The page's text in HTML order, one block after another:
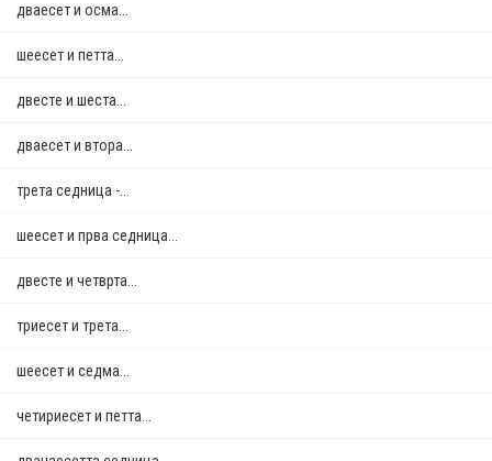
дваесет и осма...
шеесет и петта...
двестe и шеста...
дваесет и втора...
трета седница -...
шеесет и прва седница...
двестe и четврта...
триесет и трета...
шеесет и седма...
четириесет и петта...